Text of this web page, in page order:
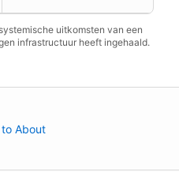
uitkomsten van een
infrastructuur heeft ingehaald.
About